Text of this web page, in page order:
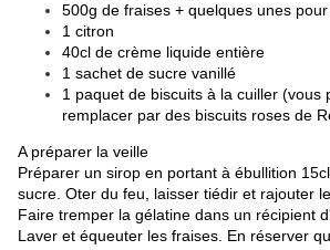
500g de fraises + quelques unes
1 citron
40cl de crème liquide entière
1 sachet de sucre vanillé
1 paquet de biscuits à la cuiller (vous
remplacer par des biscuits roses de
A préparer la veille
Préparer un sirop en portant à ébullition
sucre. Oter du feu, laisser tiédir et rajouter le
Faire tremper la gélatine dans un récipient
Laver et équeuter les fraises. En réserver